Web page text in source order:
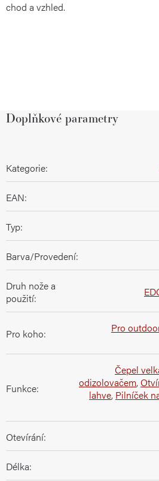
chod a vzhled.
Doplňkové parametry
Kategorie:
EAN:
Typ:
Barva/Provedení:
Druh nože a
použití:
Pro koho: Pro
Funkce:
Čepel
odizolovačem,
lahve, Pilníček
Otevírání:
Délka: